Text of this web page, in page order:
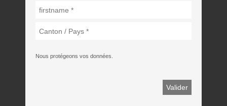
Nous protégeons vos données.